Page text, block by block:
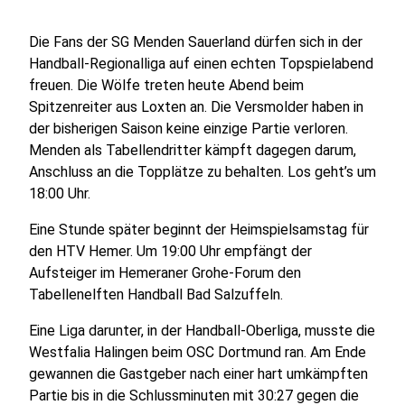
Die Fans der SG Menden Sauerland dürfen sich in der
Handball-Regionalliga auf einen echten Topspielabend
freuen. Die Wölfe treten heute Abend beim
Spitzenreiter aus Loxten an. Die Versmolder haben in
der bisherigen Saison keine einzige Partie verloren.
Menden als Tabellendritter kämpft dagegen darum,
Anschluss an die Topplätze zu behalten. Los geht’s um
18:00 Uhr.
Eine Stunde später beginnt der Heimspielsamstag für
den HTV Hemer. Um 19:00 Uhr empfängt der
Aufsteiger im Hemeraner Grohe-Forum den
Tabellenelften Handball Bad Salzuffeln.
Eine Liga darunter, in der Handball-Oberliga, musste die
Westfalia Halingen beim OSC Dortmund ran. Am Ende
gewannen die Gastgeber nach einer hart umkämpften
Partie bis in die Schlussminuten mit 30:27 gegen die